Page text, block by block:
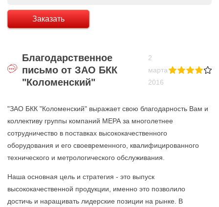
Заказать
Благодарственное
письмо от ЗАО БКК
"Коломенский"
2
марта
2016
"ЗАО БКК "Коломенский" выражает свою благодарность Вам и
коллективу группы компаний МЕРА за многолетнее
сотрудничество в поставках высококачественного
оборудования и его своевременного, квалифицированного
технического и метрологического обслуживания.
Наша основная цель и стратегия - это выпуск
высококачественной продукции, именно это позволило
достичь и наращивать лидерские позиции на рынке. В